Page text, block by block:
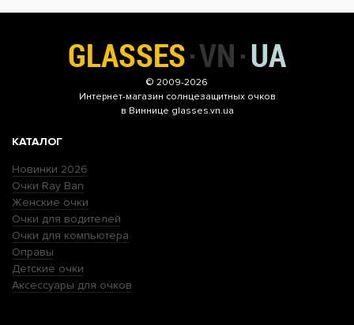
© 2009-2026
Интернет-магазин солнцезащитных очков
в Виннице glasses.vn.ua
КАТАЛОГ
Новинки 2026
Очки Ray Ban
Женские очки
Очки для водителей
Очки для компьютера
Оправы
Детские очки
Аксессуары для очков